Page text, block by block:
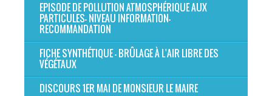
EPISODE DE POLLUTION ATMOSPHÉRIQUE AUX
PARTICULES- NIVEAU INFORMATION-
RECOMMANDATION
FICHE SYNTHÉTIQUE - BRÛLAGE À L'AIR LIBRE DES
VÉGÉTAUX
DISCOURS 1ER MAI DE MONSIEUR LE MAIRE